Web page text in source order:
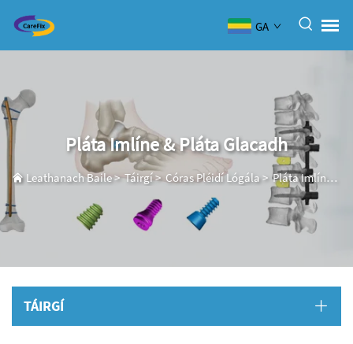
GA
Pláta Imlíne & Pláta Glacadh
Leathanach Baile>Táirgí> Córas Pléidí Lógála>Pláta Imlíne & Pláta Glacadh
TÁIRGÍ